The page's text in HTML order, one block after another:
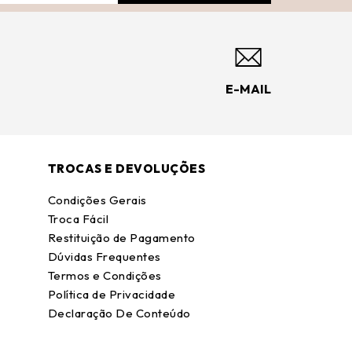
E-MAIL
TROCAS E DEVOLUÇÕES
Condições Gerais
Troca Fácil
Restituição de Pagamento
Dúvidas Frequentes
Termos e Condições
Política de Privacidade
Declaração De Conteúdo